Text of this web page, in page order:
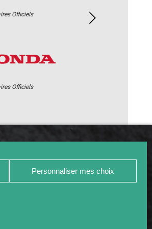
Personnaliser mes choix
Officiels
Officiels